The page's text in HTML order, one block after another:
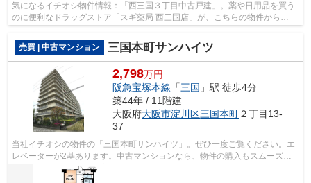
気になるイチオシ物件情報：「西三国３丁目中古戸建」。薬や日用品を買う
のに便利なドラッグストア「スギ薬局 西三国店」が、こちらの物件から
売買 | 中古マンション
三国本町サンハイツ
2,798万円
阪急宝塚本線 「三国 」駅 徒歩4分
築44年 / 11階建
大阪府大阪市淀川区三国本町２丁目13-
37
当社イチオシの物件の「三国本町サンハイツ」。ぜひ一度ご覧ください。エ
レベーターが2基あります。中古マンションなら、物件の購入もスムーズで
す。駅まで徒歩4分の好立地です。阪急...